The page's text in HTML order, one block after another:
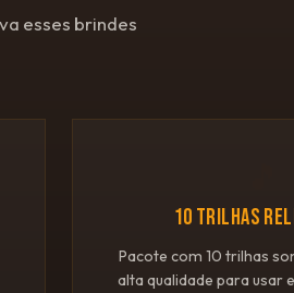
esses brindes
10 TRILHAS
Pacote com 10 trilhas
alta qualidade para usar